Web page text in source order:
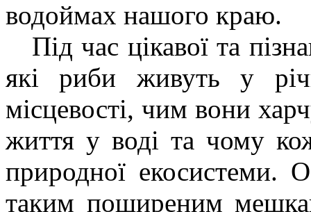
водоймах нашого краю.
Під час цікавої та
які риби живуть у
місцевості, чим вони
життя у воді та чому
природної екосистеми.
таким поширеним